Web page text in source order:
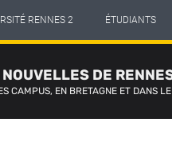
RENNES 2 ÉTUDIANTS
DE
CAMPUS, EN BRETAGNE ET DANS